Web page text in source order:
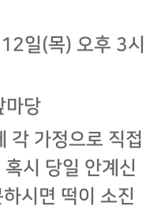
일(목) 오후 3시
마당
각 가정으로 직접
시 당일 안계신
시면 떡이 소진